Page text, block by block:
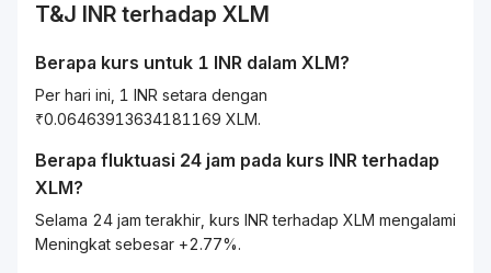
T&J INR terhadap XLM
Berapa kurs untuk 1 INR dalam XLM?
Per hari ini, 1 INR setara dengan
₹0.06463913634181169 XLM.
Berapa fluktuasi 24 jam pada kurs INR terhadap
XLM?
Selama 24 jam terakhir, kurs INR terhadap XLM mengalami
Meningkat sebesar +2.77%.